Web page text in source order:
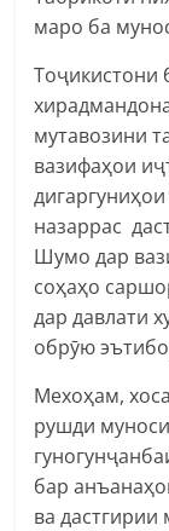
маро ба
Тоҷикистони
мутавозини
вазифаҳои
назаррас
Шумо дар
соҳаҳо
дар давлати
обрӯю
Мехоҳам,
рушди
бар
ва